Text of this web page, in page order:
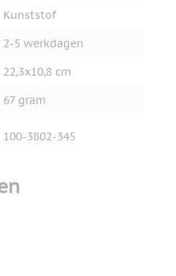
Kunststof
2-5 werkdagen
22,3x10,8 cm
67 gram
100-3802-345